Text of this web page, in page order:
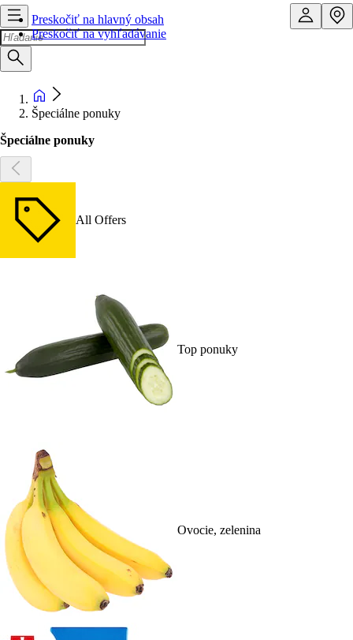
Preskočiť na hlavný obsah
Preskočiť na vyhľadávanie
Špeciálne ponuky
Špeciálne ponuky
All Offers
Top ponuky
Ovocie, zelenina